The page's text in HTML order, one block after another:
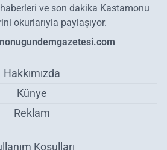
ve son dakika Kastamonu
okurlarıyla paylaşıyor.
Hakkımızda
Künye
Reklam
Koşulları